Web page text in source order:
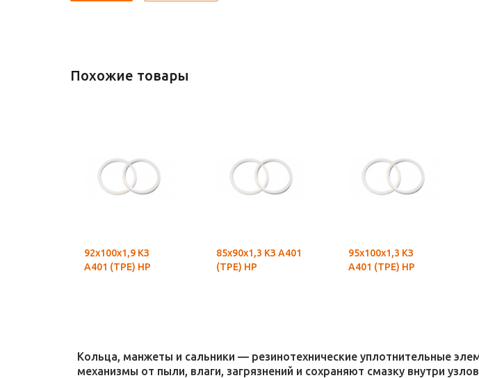
Похожие товары
92х100х1,9 КЗ
А401 (ТРЕ) НР
85х90х1,3 КЗ А401
(ТРЕ) НР
95х100х1,3 КЗ
А401 (ТРЕ) НР
Кольца, манжеты и сальники — резинотехнические уплотнительные
механизмы от пыли, влаги, загрязнений и сохраняют смазку внутри